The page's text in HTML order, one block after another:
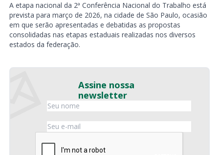
A etapa nacional da 2ª Conferência Nacional do Trabalho está
prevista para março de 2026, na cidade de São Paulo, ocasião
em que serão apresentadas e debatidas as propostas
consolidadas nas etapas estaduais realizadas nos diversos
estados da federação.
Assine nossa
newsletter